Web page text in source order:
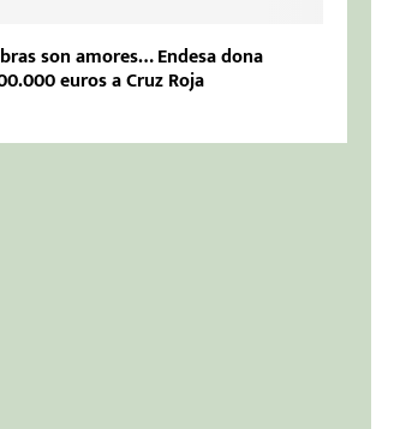
son amores… Endesa dona
euros a Cruz Roja